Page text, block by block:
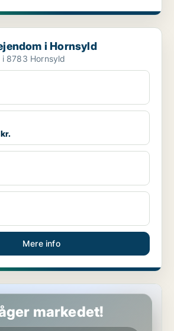
Hornsyld
i Hornsyld
8783 Hornsyld
Mere info
markedet!